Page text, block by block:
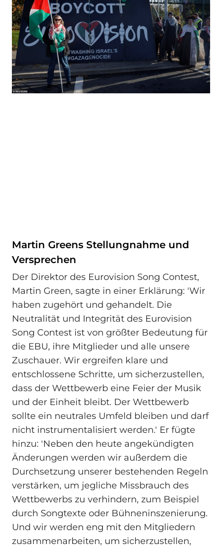
Martin Greens Stellungnahme und
Versprechen
Der Direktor des Eurovision Song Contest,
Martin Green, sagte in einer Erklärung: 'Wir
haben zugehört und gehandelt. Die
Neutralität und Integrität des Eurovision
Song Contest ist von größter Bedeutung für
die EBU, ihre Mitglieder und alle unsere
Zuschauer. Wir ergreifen klare und
entschlossene Schritte, um sicherzustellen,
dass der Wettbewerb eine Feier der Musik
und der Einheit bleibt. Der Wettbewerb
sollte ein neutrales Umfeld bleiben und darf
nicht instrumentalisiert werden.' Er fügte
hinzu: 'Neben den heute angekündigten
Änderungen werden wir außerdem die
Durchsetzung unserer bestehenden Regeln
verstärken, um jegliche Missbrauch des
Wettbewerbs zu verhindern, zum Beispiel
durch Songtexte oder Bühneninszenierung.
Und wir werden eng mit den Mitgliedern
zusammenarbeiten, um sicherzustellen,